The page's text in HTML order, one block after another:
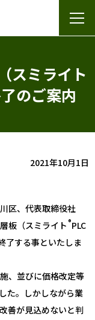
スミライト
のご案内
2021年10月1日
区、代表取締役社
板（スミライト ®PLC
了する事といたしま
、並びに価格改定等
た。しかしながら業
善が見込めないと判